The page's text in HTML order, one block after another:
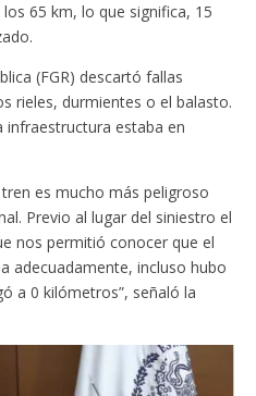
65 km, lo que significa, 15
(FGR) descartó fallas
rieles, durmientes o el balasto.
infraestructura estaba en
es mucho más peligroso
Previo al lugar del siniestro el
nos permitió conocer que el
adecuadamente, incluso hubo
a 0 kilómetros”, señaló la